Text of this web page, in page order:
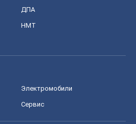
ДПА
НМТ
Электромобили
Сервис